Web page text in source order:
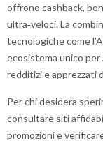
offrono cashback,
ultra‑veloci. La
tecnologiche come
ecosistema unico per
redditizi e apprezzati
Per chi desidera
consultare siti
promozioni e